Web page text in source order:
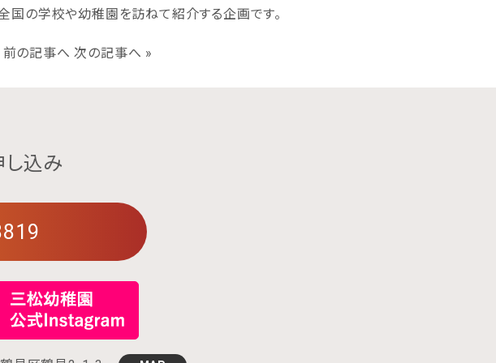
国の学校や幼稚園を訪ねて紹介する企画です。
前の記事へ 次の記事へ »
し込み